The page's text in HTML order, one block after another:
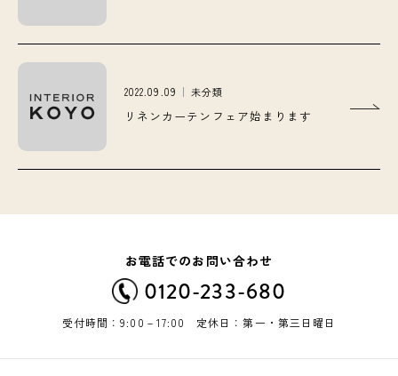
2022.09.09 未分類
リネンカーテンフェア始まります
お電話でのお問い合わせ
0120-233-680
受付時間：9:00－17:00 定休日：第一・第三日曜日